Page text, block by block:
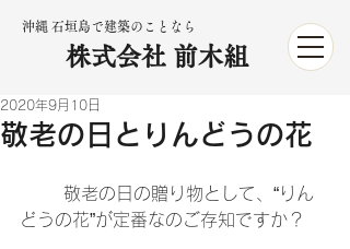
沖縄 石垣島で建築のことなら
株式会社 前木組
敬老の日とりんどうの花
2020年9月10日
どうの花”が定番なのご存知ですか？